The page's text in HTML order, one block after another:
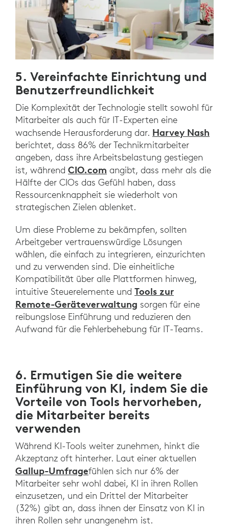
5. Vereinfachte Einrichtung und
Benutzerfreundlichkeit
Die Komplexität der Technologie stellt sowohl für
Mitarbeiter als auch für IT-Experten eine
wachsende Herausforderung dar. Harvey Nash
berichtet, dass 86% der Technikmitarbeiter
angeben, dass ihre Arbeitsbelastung gestiegen
ist, während CIO.com angibt, dass mehr als die
Hälfte der CIOs das Gefühl haben, dass
Ressourcenknappheit sie wiederholt von
strategischen Zielen ablenket.
Um diese Probleme zu bekämpfen, sollten
Arbeitgeber vertrauenswürdige Lösungen
wählen, die einfach zu integrieren, einzurichten
und zu verwenden sind. Die einheitliche
Kompatibilität über alle Plattformen hinweg,
intuitive Steuerelemente und Tools zur
Remote-Geräteverwaltung sorgen für eine
reibungslose Einführung und reduzieren den
Aufwand für die Fehlerbehebung für IT-Teams.
6. Ermutigen Sie die weitere
Einführung von KI, indem Sie die
Vorteile von Tools hervorheben,
die Mitarbeiter bereits
verwenden
Während KI-Tools weiter zunehmen, hinkt die
Akzeptanz oft hinterher. Laut einer aktuellen
Gallup-Umfragefühlen sich nur 6% der
Mitarbeiter sehr wohl dabei, KI in ihren Rollen
einzusetzen, und ein Drittel der Mitarbeiter
(32%) gibt an, dass ihnen der Einsatz von KI in
ihren Rollen sehr unangenehm ist.